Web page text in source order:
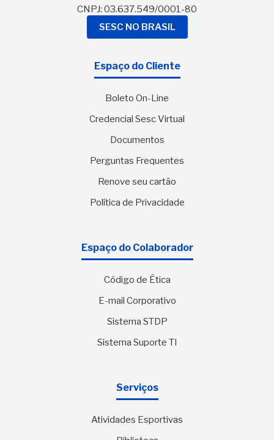
CNPJ: 03.637.549/0001-80
SESC NO BRASIL
Espaço do Cliente
Boleto On-Line
Credencial Sesc Virtual
Documentos
Perguntas Frequentes
Renove seu cartão
Política de Privacidade
Espaço do Colaborador
Código de Ética
E-mail Corporativo
Sistema STDP
Sistema Suporte TI
Serviços
Atividades Esportivas